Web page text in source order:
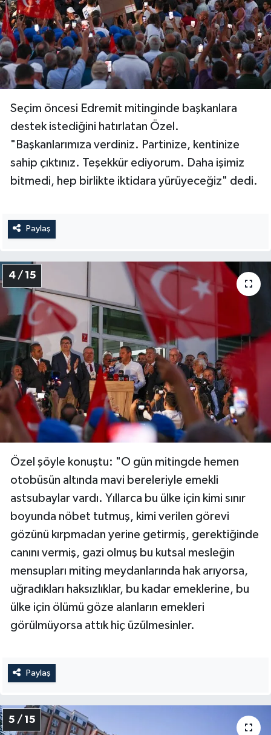
Seçim öncesi Edremit mitinginde başkanlara
destek istediğini hatırlatan Özel.
"Başkanlarımıza verdiniz. Partinize, kentinize
sahip çıktınız. Teşekkür ediyorum. Daha işimiz
bitmedi, hep birlikte iktidara yürüyeceğiz" dedi.
Paylaş
4 / 15
Özel şöyle konuştu: "O gün mitingde hemen
otobüsün altında mavi bereleriyle emekli
astsubaylar vardı. Yıllarca bu ülke için kimi sınır
boyunda nöbet tutmuş, kimi verilen görevi
gözünü kırpmadan yerine getirmiş, gerektiğinde
canını vermiş, gazi olmuş bu kutsal mesleğin
mensupları miting meydanlarında hak arıyorsa,
uğradıkları haksızlıklar, bu kadar emeklerine, bu
ülke için ölümü göze alanların emekleri
görülmüyorsa attık hiç üzülmesinler.
Paylaş
5 / 15